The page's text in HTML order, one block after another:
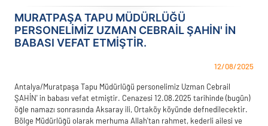
İLETIŞIM
MURATPAŞA TAPU MÜDÜRLÜĞÜ
PERSONELIMIZ UZMAN CEBRAIL ŞAHİN' IN
BABASI VEFAT ETMIŞTIR.
12/08/2025
Antalya/Muratpaşa Tapu Müdürlüğü personelimiz Uzman Cebrail
ŞAHİN' in babası vefat etmiştir. Cenazesi 12.08.2025 tarihinde (bugün)
öğle namazı sonrasında Aksaray ili, Ortaköy köyünde defnedilecektir.
Bölge Müdürlüğü olarak merhuma Allah'tan rahmet, kederli ailesi ve